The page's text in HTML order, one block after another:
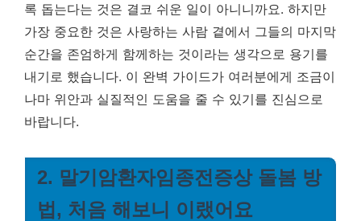
록 돕는다는 것은 결코 쉬운 일이 아니니까요. 하지만
가장 중요한 것은 사랑하는 사람 곁에서 그들의 마지막
순간을 존엄하게 함께하는 것이라는 생각으로 용기를
내기로 했습니다. 이 완벽 가이드가 여러분에게 조금이
나마 위안과 실질적인 도움을 줄 수 있기를 진심으로
바랍니다.
2. 말기암환자임종전증상 돌봄 방
법, 처음 해보니 이랬어요